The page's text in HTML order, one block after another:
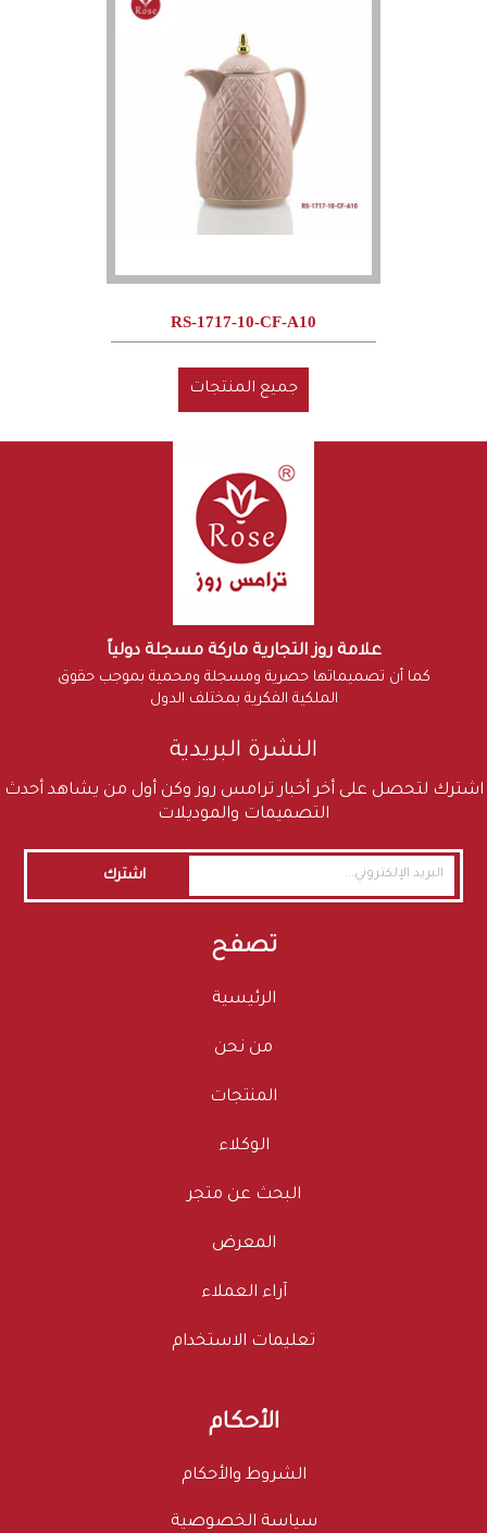
RS-1717-10-CF-A10
جميع المنتجات
علامة روز التجارية ماركة مسجلة دولياً
كما أن تصميماتها حصرية ومسجلة ومحمية بموجب حقوق
الملكية الفكرية بمختلف الدول
النشرة البريدية
اشترك لتحصل على أخر أخبار ترامس روز وكن أول من يشاهد أحدث
التصميمات والموديلات
اشترك
تصفح
الرئيسية
من نحن
المنتجات
الوكلاء
البحث عن متجر
المعرض
آراء العملاء
تعليمات الاستخدام
الأحكام
الشروط والأحكام
سياسة الخصوصية